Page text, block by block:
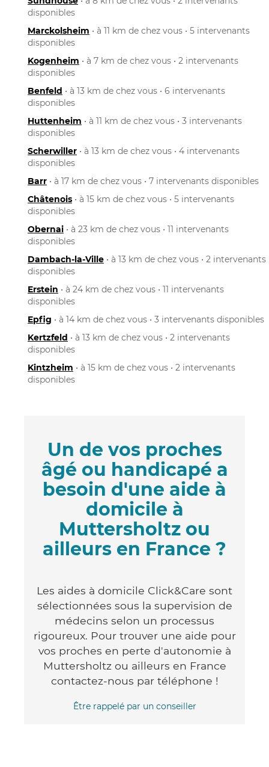
disponibles
Marckolsheim • à 11 km de chez vous • 5 intervenants
disponibles
Kogenheim • à 7 km de chez vous • 2 intervenants
disponibles
Benfeld • à 13 km de chez vous • 6 intervenants
disponibles
Huttenheim • à 11 km de chez vous • 3 intervenants
disponibles
Scherwiller • à 13 km de chez vous • 4 intervenants
disponibles
Barr • à 17 km de chez vous • 7 intervenants disponibles
Châtenois • à 15 km de chez vous • 5 intervenants
disponibles
Obernai • à 23 km de chez vous • 11 intervenants
disponibles
Dambach-la-Ville • à 13 km de chez vous • 2 intervenants
disponibles
Erstein • à 24 km de chez vous • 11 intervenants
disponibles
Epfig • à 14 km de chez vous • 3 intervenants disponibles
Kertzfeld • à 13 km de chez vous • 2 intervenants
disponibles
Kintzheim • à 15 km de chez vous • 2 intervenants
disponibles
Un de vos proches
âgé ou handicapé a
besoin d'une aide à
domicile à
Muttersholtz ou
ailleurs en France ?
Les aides à domicile Click&Care sont
sélectionnées sous la supervision de
médecins selon un processus
rigoureux. Pour trouver une aide pour
vos proches en perte d'autonomie à
Muttersholtz ou ailleurs en France
contactez-nous par téléphone !
Être rappelé par un conseiller